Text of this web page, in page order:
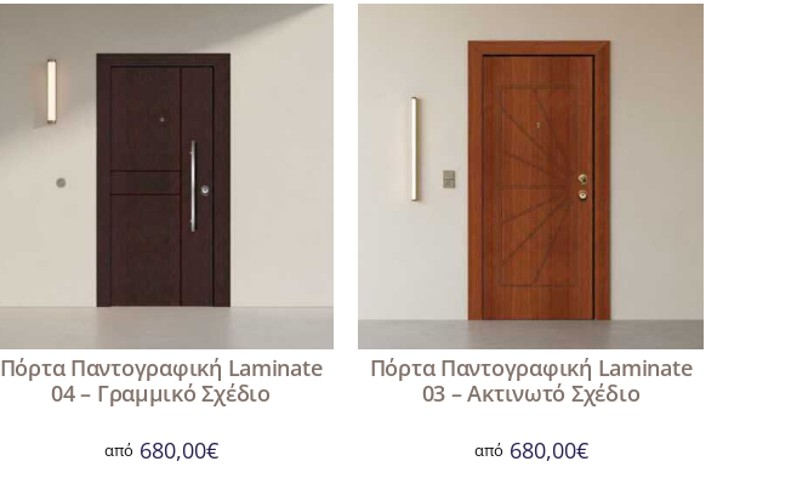
Πόρτα Παντογραφική Laminate
04 – Γραμμικό Σχέδιο
από 680,00€
Πόρτα Παντογραφική Laminate
03 – Ακτινωτό Σχέδιο
από 680,00€